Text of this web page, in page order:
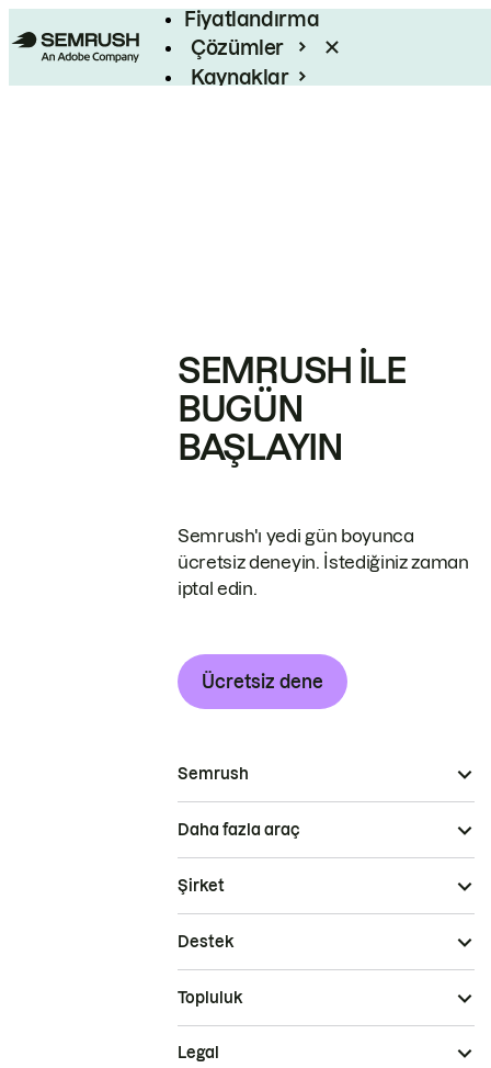
Fiyatlandırma
Çözümler
Kaynaklar
SEMRUSH ILE
BUGÜN
BAŞLAYIN
Semrush'ı yedi gün boyunca
ücretsiz deneyin. İstediğiniz zaman
iptal edin.
Ücretsiz dene
Semrush
Daha fazla araç
Şirket
Destek
Topluluk
Legal